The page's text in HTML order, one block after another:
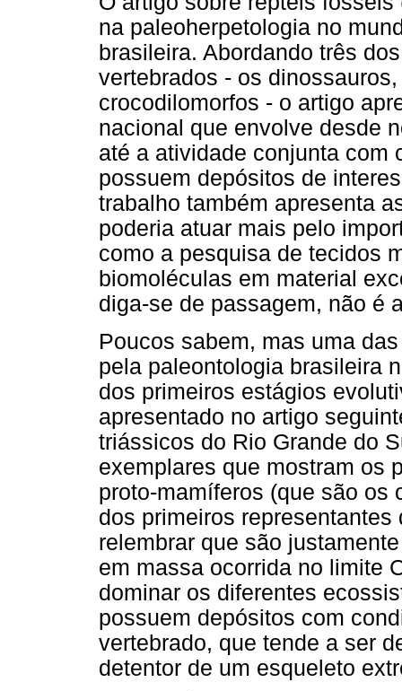
na paleoherpetologia no
brasileira. Abordando três
vertebrados - os
crocodilomorfos - o artigo
nacional que envolve desde
até a atividade conjunta com
possuem depósitos de
trabalho também apresenta
poderia atuar mais pelo
como a pesquisa de tecidos
biomoléculas em material
diga-se de passagem, não é
Poucos sabem, mas uma
pela paleontologia brasileira
dos primeiros estágios
apresentado no artigo
triássicos do Rio Grande do
exemplares que mostram os
proto-mamíferos (que são os
dos primeiros
relembrar que são
em massa ocorrida no limite
dominar os diferentes
possuem depósitos com
vertebrado, que tende a ser
detentor de um esqueleto